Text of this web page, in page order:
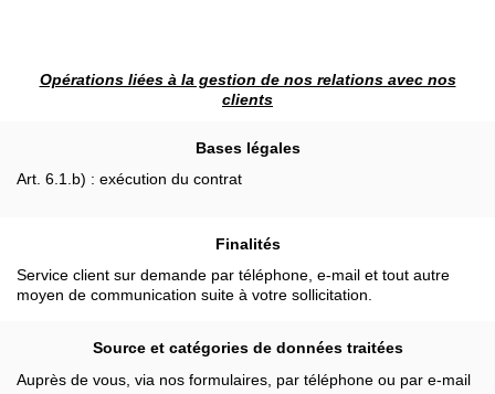
Opérations liées à la gestion de nos relations avec nos
clients
Bases légales
Art. 6.1.b) : exécution du contrat
Finalités
Service client sur demande par téléphone, e-mail et tout autre
moyen de communication suite à votre sollicitation.
Source et catégories de données traitées
Auprès de vous, via nos formulaires, par téléphone ou par e-mail